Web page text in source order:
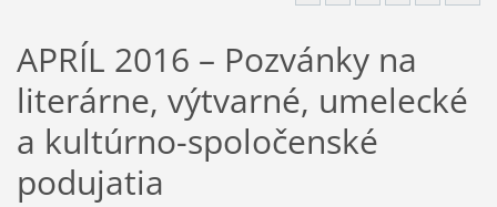
APRÍL 2016 – Pozvánky na
literárne, výtvarné, umelecké
a kultúrno-spoločenské
podujatia